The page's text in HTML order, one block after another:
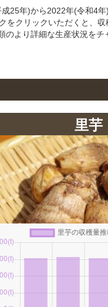
25年)から2022年(令和4
をクリックいただくと、
より詳細な生産状況をチ
里芋